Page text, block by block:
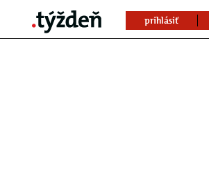
prihlásiť